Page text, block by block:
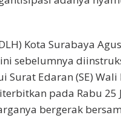
Kota Surabaya
sebelumnya
Surat Edaran (SE)
pada Rabu 25
bergerak